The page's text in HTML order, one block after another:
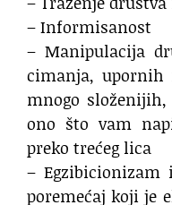
– Informisanost
– Manipulacija
cimanja,
mnogo
ono što vam
preko trećeg lica
–
poremećaj koji je